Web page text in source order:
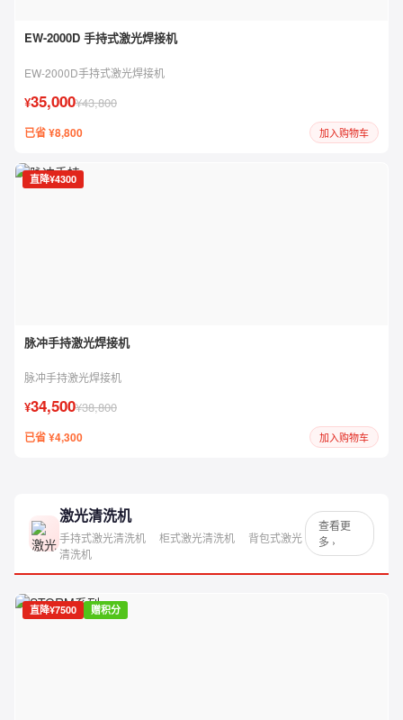
EW-2000D 手持式激光焊接机
EW-2000D手持式激光焊接机
¥35,000¥43,800
已省 ¥8,800 加入购物车
直降¥4300
脉冲手持激光焊接机
脉冲手持激光焊接机
¥34,500¥38,800
已省 ¥4,300 加入购物车
激光清洗机
手持式激光清洗机 柜式激光清洗机
背包式激光
清洗机
查看更
多 ›
直降¥7500 赠积分